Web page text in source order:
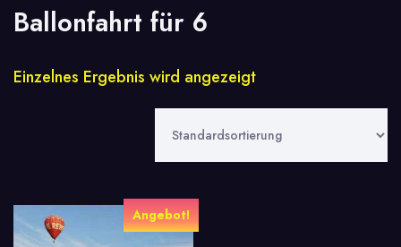
Ballonfahrt für 6
Einzelnes Ergebnis wird angezeigt
Angebot!